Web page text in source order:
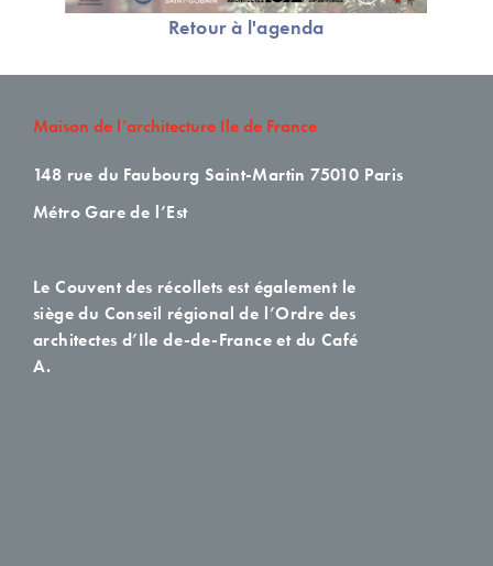
Retour à l'agenda
Maison de l’architecture Ile de France
148 rue du Faubourg Saint-Martin 75010 Paris
Métro Gare de l’Est
Le Couvent des récollets est également le
siège du Conseil régional de l’Ordre des
architectes d’Ile de-de-France et du Café
A.